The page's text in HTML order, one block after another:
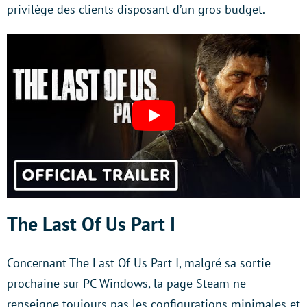
privilège des clients disposant d’un gros budget.
The Last Of Us Part I
Concernant The Last Of Us Part I, malgré sa sortie
prochaine sur PC Windows, la page Steam ne